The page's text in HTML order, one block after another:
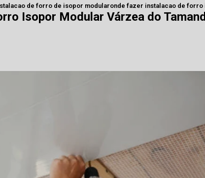
de forro de isopor modularonde fazer instalacao de forro
Isopor Modular Várzea do